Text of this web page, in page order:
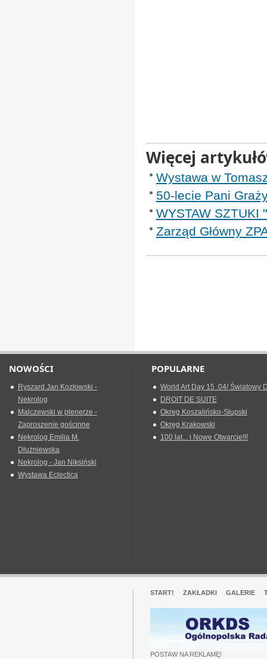
Więcej
Wystawa w
50-lecie Pani
WYSTAW SZTUKI
Zarząd Główny
NOWOŚCI
Ryszard Jan Kozłowski -
Nekrolog
Malczewski w plenerze -
Zaproszenie gościnne
Nekrolog Emilia M.
Dłużniewska
Nekrolog - Jan Niksiński
Wystawa Eclectica
POPULARNE
World Art Day 15 .04/ Światowy
DROIT DE SUITE
Okreg Koszalińsko-Słupski
Okręg Krakowski
100 lat... i Nowe Otwarcie!!!
START! ZAKŁADKI GALERIE
POSTAW NA REKLAMĘ!